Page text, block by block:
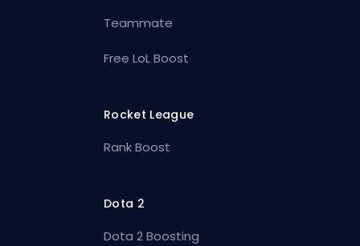
Teammate
Free LoL Boost
Rocket League
Rank Boost
Dota 2
Dota 2 Boosting